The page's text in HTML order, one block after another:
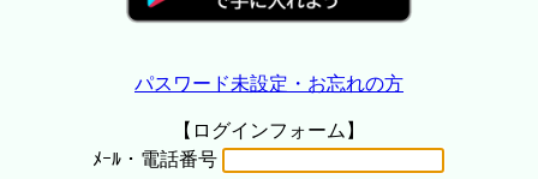
パスワード未設定・お忘れの方
【ログインフォーム】
ﾒｰﾙ・電話番号